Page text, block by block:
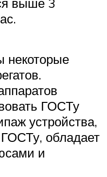
некоторые
ГОСТу
устройства,
ГОСТу, обладает
и